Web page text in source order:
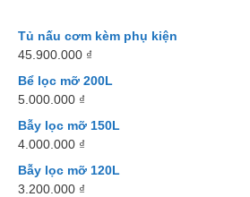
Tủ nấu cơm kèm phụ kiện
45.900.000 ₫
Bể lọc mỡ 200L
5.000.000 ₫
Bẫy lọc mỡ 150L
4.000.000 ₫
Bẫy lọc mỡ 120L
3.200.000 ₫